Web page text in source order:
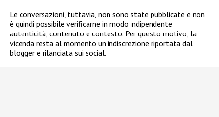
Le conversazioni, tuttavia, non sono state pubblicate e non
è quindi possibile verificarne in modo indipendente
autenticità, contenuto e contesto. Per questo motivo, la
vicenda resta al momento un’indiscrezione riportata dal
blogger e rilanciata sui social.